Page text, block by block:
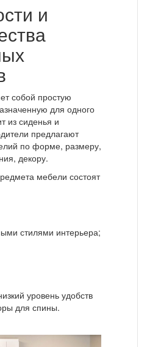
и
собой простую
для одного
из сиденья и
предлагают
по форме, размеру,
декору.
мебели состоят
стилями интерьера;
уровень удобств
для спины.